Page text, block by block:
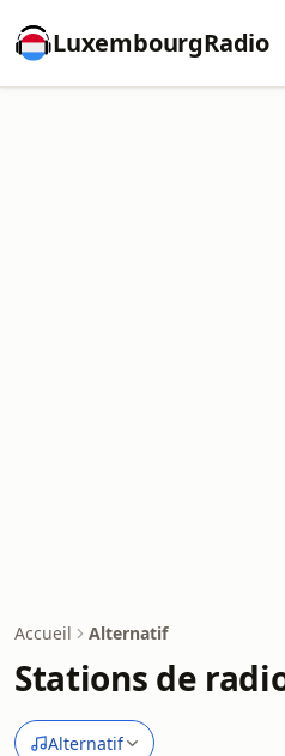
LuxembourgRadio
Accueil Alternatif
Stations de
Alternatif